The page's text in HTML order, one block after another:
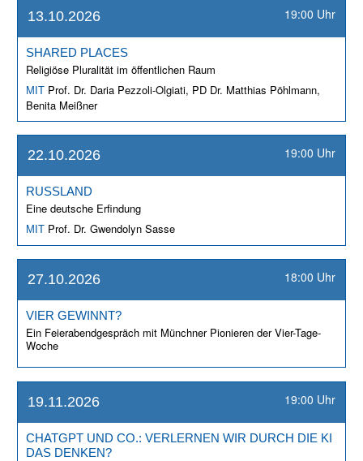
13.10.2026 19:00 Uhr
SHARED PLACES
Religiöse Pluralität im öffentlichen Raum
MIT Prof. Dr. Daria Pezzoli-Olgiati, PD Dr. Matthias Pöhlmann,
Benita Meißner
22.10.2026 19:00 Uhr
RUSSLAND
Eine deutsche Erfindung
MIT Prof. Dr. Gwendolyn Sasse
27.10.2026 18:00 Uhr
VIER GEWINNT?
Ein Feierabendgespräch mit Münchner Pionieren der Vier-Tage-
Woche
19.11.2026 19:00 Uhr
CHATGPT UND CO.: VERLERNEN WIR DURCH DIE KI
DAS DENKEN?